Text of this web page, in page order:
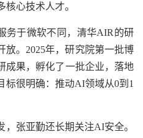
心技术人才。
于微软不同，清华AIR的研
放。2025年，研究院第一批博
成果，孵化了一批企业，落地
标很明确：推动AI领域从0到1
张亚勤还长期关注AI安全。